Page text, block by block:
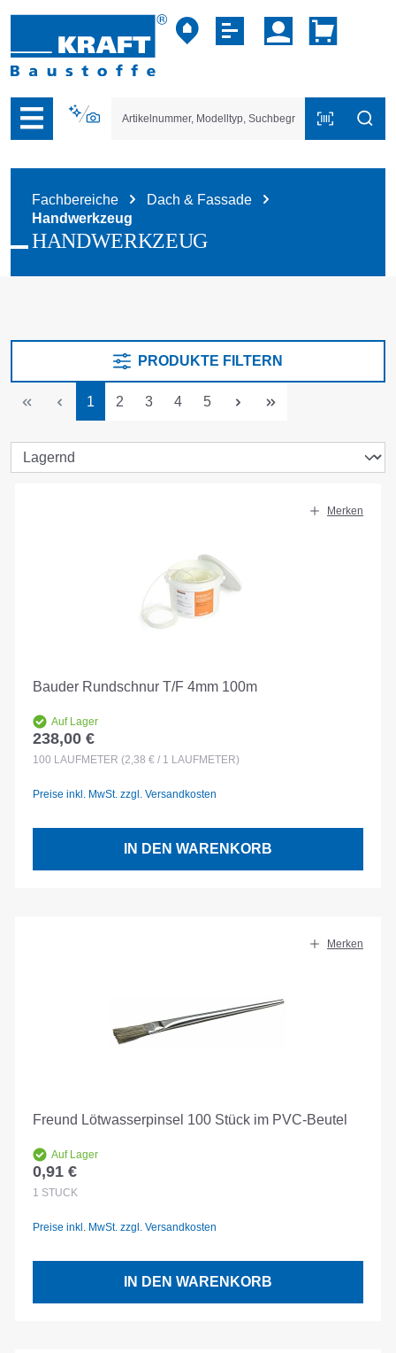
der B2B-Plattform springen
Fachbereiche
Dach & Fassade
Handwerkzeug
HANDWERKZEUG
PRODUKTE FILTERN
Seite
1 Seite
2 Seite
3 Seite
4 Seite
5
Merken
Bauder Rundschnur T/F 4mm 100m
Auf Lager
Regulärer Preis:
238,00 €
100 LAUFMETER (2,38 € / 1 LAUFMETER)
Preise inkl. MwSt. zzgl. Versandkosten
IN DEN WARENKORB
Merken
Freund Lötwasserpinsel 100 Stück im PVC-Beutel
Auf Lager
Regulärer Preis:
0,91 €
1 STÜCK
Preise inkl. MwSt. zzgl. Versandkosten
IN DEN WARENKORB